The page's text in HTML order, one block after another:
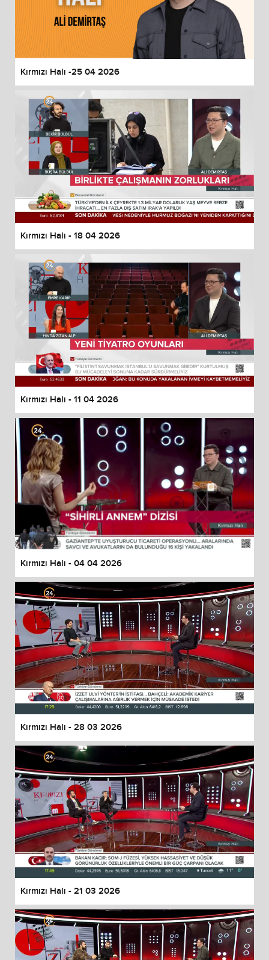
Kırmızı Halı -25 04 2026
Kırmızı Halı - 18 04 2026
Kırmızı Halı - 11 04 2026
Kırmızı Halı - 04 04 2026
Kırmızı Halı - 28 03 2026
Kırmızı Halı - 21 03 2026